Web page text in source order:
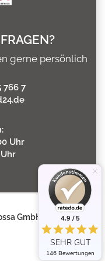
gerne persönlich
766 7
Uhr
GmbH 4.9 / 5
SEHR GUT
146 Bewertungen